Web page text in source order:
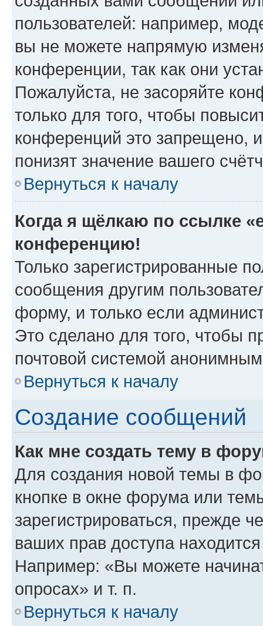
пользователей: например,
вы не можете напрямую
конференции, так как они
Пожалуйста, не засоряйте
только для того, чтобы
конференций это запрещено,
понизят значение вашего
Вернуться к началу
Когда я щёлкаю по ссылке
конференцию!
Только зарегистрированные
сообщения другим
форму, и только если
Это сделано для того, чтобы
почтовой системой
Вернуться к началу
Создание сообщений
Как мне создать тему в
Для создания новой темы в
кнопке в окне форума или
зарегистрироваться, прежде
ваших прав доступа
Например: «Вы можете
опросах» и т. п.
Вернуться к началу